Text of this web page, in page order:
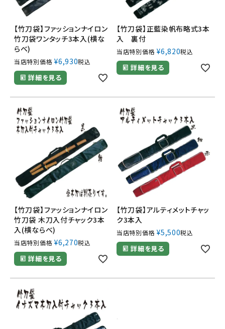
【竹刀袋】ファッションナイロン
竹刀袋ワンタッチ3本入(横な
らべ)
当店特別価格 ¥6,930税込
詳細を見る
【竹刀袋】正藍染帆布略式3本
入 裏付
当店特別価格 ¥6,820税込
詳細を見る
【竹刀袋】ファッションナイロン
竹刀袋 木刀入付チャック3本
入(横ならべ)
当店特別価格 ¥6,270税込
詳細を見る
【竹刀袋】アルティメットチャッ
ク3本入
当店特別価格 ¥5,500税込
詳細を見る